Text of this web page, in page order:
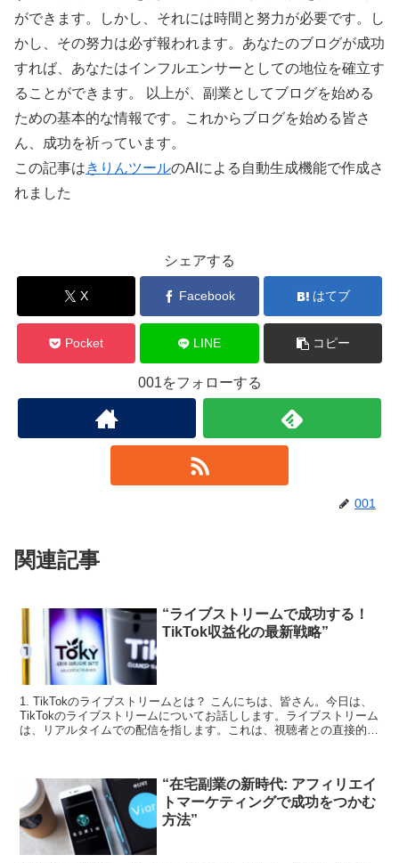
ができます。しかし、それには時間と努力が必要です。し
かし、その努力は必ず報われます。あなたのブログが成功
すれば、あなたはインフルエンサーとしての地位を確立す
ることができます。 以上が、副業としてブログを始める
ための基本的な情報です。これからブログを始める皆さ
ん、成功を祈っています。
この記事はきりんツールのAIによる自動生成機能で作成さ
れました
シェアする
X Facebook はてブ
Pocket LINE コピー
001をフォローする
001
関連記事
“ライブストリームで成功する！
TikTok収益化の最新戦略”
1. TikTokのライブストリームとは？ こんにちは、皆さん。今日は、
TikTokのライブストリームについてお話しします。ライブストリーム
は、リアルタイムでの配信を指します。これは、視聴者との直接的な
“在宅副業の新時代: アフィリエイ
トマーケティングで成功をつかむ
方法”